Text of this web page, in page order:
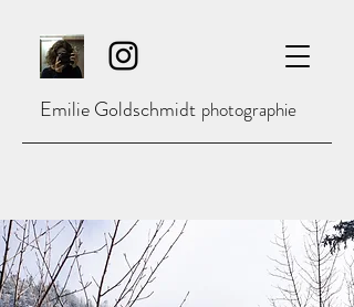
Emilie Goldschmidt photographie